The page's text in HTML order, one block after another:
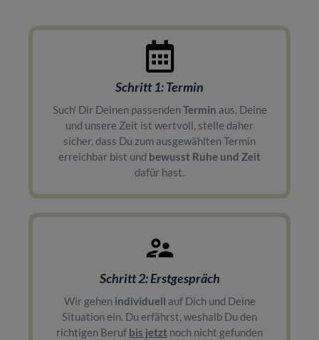
Schritt 1: Termin
Such‘ Dir Deinen passendenTermin aus. Deine
und unsere Zeit ist wertvoll, stelle daher
sicher, dass Du zum ausgewählten Termin
erreichbar bist und bewusst Ruhe und Zeit
dafür hast.
Schritt 2: Erstgespräch
Wir gehen individuell auf Dich und Deine
Situation ein. Du erfährst, weshalb Du den
richtigen Beruf bis jetzt noch nicht gefunden